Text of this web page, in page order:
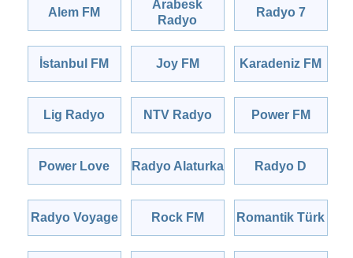
Alem FM
Arabesk
Radyo
Radyo 7
İstanbul FM Joy FM Karadeniz FM
Lig Radyo NTV Radyo Power FM
Power Love Radyo Alaturka Radyo D
Radyo Voyage Rock FM Romantik Türk